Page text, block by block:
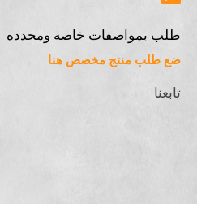
طلب بمواصفات خاصه ومحدده
ضع طلب منتج مخصص هنا
تابعنا